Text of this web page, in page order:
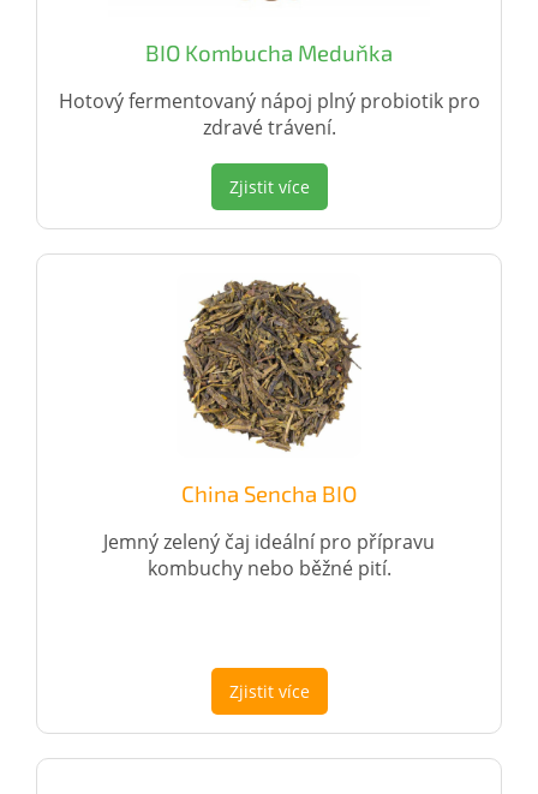
BIO Kombucha Meduňka
Hotový fermentovaný nápoj plný probiotik pro
zdravé trávení.
Zjistit více
China Sencha BIO
Jemný zelený čaj ideální pro přípravu
kombuchy nebo běžné pití.
Zjistit více